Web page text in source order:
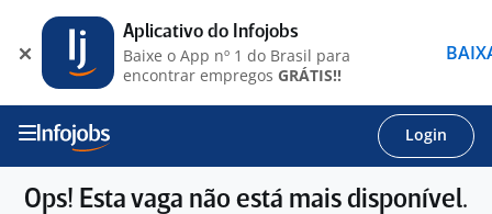
Login
Ops! Esta vaga não está mais disponível.
Aplicativo do Infojobs
Baixe o App nº 1 do Brasil para
encontrar empregos GRÁTIS!!